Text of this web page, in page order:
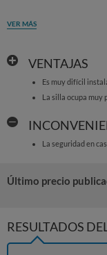
VER MÁS
VENTAJAS
Es muy difícil
La silla ocupa muy
La seguridad en
Último precio
RESULTADOS